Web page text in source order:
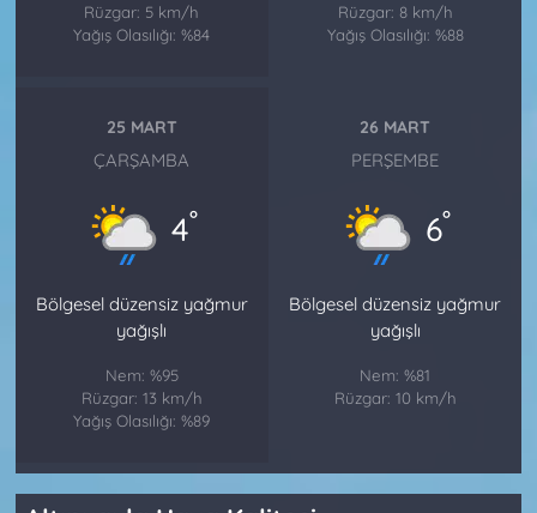
Rüzgar: 5 km/h
Yağış Olasılığı: %84
Rüzgar: 8 km/h
Yağış Olasılığı: %88
25 MART
ÇARŞAMBA
4°
Bölgesel düzensiz yağmur
yağışlı
Nem: %95
Rüzgar: 13 km/h
Yağış Olasılığı: %89
26 MART
PERŞEMBE
6°
Bölgesel düzensiz yağmur
yağışlı
Nem: %81
Rüzgar: 10 km/h